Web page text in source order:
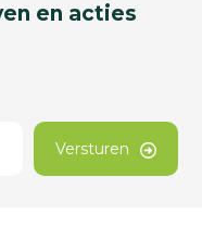
en acties
Versturen